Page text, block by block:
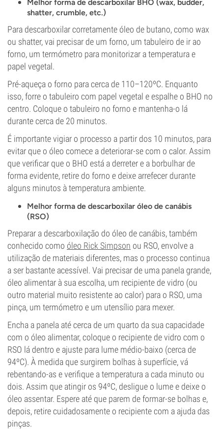
Melhor forma de descarboxilar BHO (wax, budder,
shatter, crumble, etc.)
Para descarboxilar corretamente óleo de butano, como wax
ou shatter, vai precisar de um forno, um tabuleiro de ir ao
forno, um termómetro para monitorizar a temperatura e
papel vegetal.
Pré-aqueça o forno para cerca de 110–120ºC. Enquanto
isso, forre o tabuleiro com papel vegetal e espalhe o BHO no
centro. Coloque o tabuleiro no forno e mantenha-o lá
durante cerca de 20 minutos.
É importante vigiar o processo a partir dos 10 minutos, para
evitar que o óleo comece a deteriorar-se com o calor. Assim
que verificar que o BHO está a derreter e a borbulhar de
forma evidente, retire do forno e deixe arrefecer durante
alguns minutos à temperatura ambiente.
Melhor forma de descarboxilar óleo de canábis
(RSO)
Preparar a descarboxilação do óleo de canábis, também
conhecido como óleo Rick Simpson ou RSO, envolve a
utilização de materiais diferentes, mas o processo continua
a ser bastante acessível. Vai precisar de uma panela grande,
óleo alimentar à sua escolha, um recipiente de vidro (ou
outro material muito resistente ao calor) para o RSO, uma
pinça, um termómetro e um utensílio para mexer.
Encha a panela até cerca de um quarto da sua capacidade
com o óleo alimentar, coloque o recipiente de vidro com o
RSO lá dentro e ajuste para lume médio-baixo (cerca de
94ºC). À medida que surgirem bolhas à superfície, vá
rebentando-as e verifique a temperatura a cada minuto ou
dois. Assim que atingir os 94ºC, desligue o lume e deixe o
óleo assentar. Espere até que parem de formar-se bolhas e,
depois, retire cuidadosamente o recipiente com a ajuda das
pinças.